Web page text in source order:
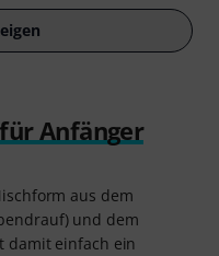
Anfänger
aus dem
und dem
damit einfach ein